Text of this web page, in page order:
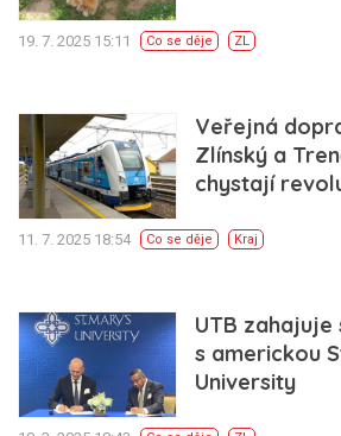
19. 7. 2025 15:11 Co se děje ZL
Veřejná
Zlínský a
chystají
11. 7. 2025 18:54 Co se děje Kraj
UTB
s americkou
University